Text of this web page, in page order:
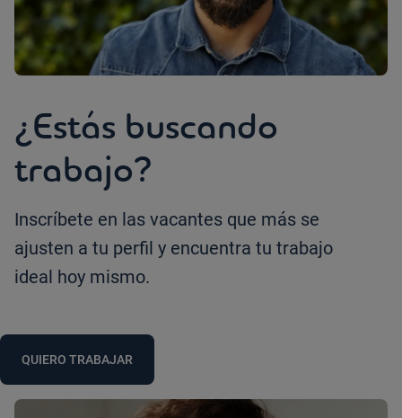
¿Estás buscando
trabajo?
Inscríbete en las vacantes que más se
ajusten a tu perfil y encuentra tu trabajo
ideal hoy mismo.
QUIERO TRABAJAR